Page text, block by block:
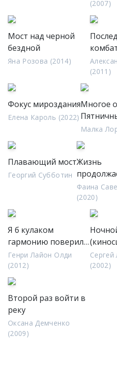
(2007)
Мост над черной
бездной
Яна Розова (2014)
(2011)
Фокус мироздания
Елена Кароль (2022)
Многое
Малка
Плавающий мост
Георгий Субботин
Жизнь
Фаина
(2020)
Я б кулаком
гармонию поверил…
Генри Лайон Олди
(2012)
Сергей
(2002)
Второй раз войти в
реку
Оксана Демченко
(2009)